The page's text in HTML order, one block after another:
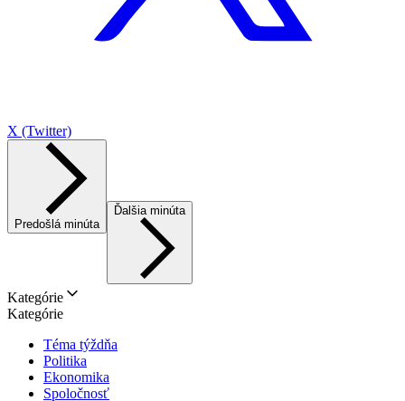
X (Twitter)
Predošlá minúta
Ďalšia minúta
Kategórie
Kategórie
Téma týždňa
Politika
Ekonomika
Spoločnosť